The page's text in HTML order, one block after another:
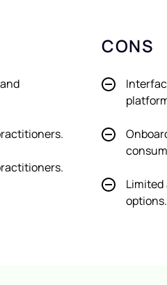
CONS
Limited
options.